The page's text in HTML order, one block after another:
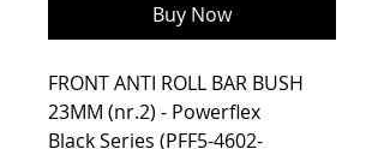
Buy Now
FRONT ANTI ROLL BAR BUSH
23MM (nr.2) - Powerflex
Black Series (PFF5-4602-